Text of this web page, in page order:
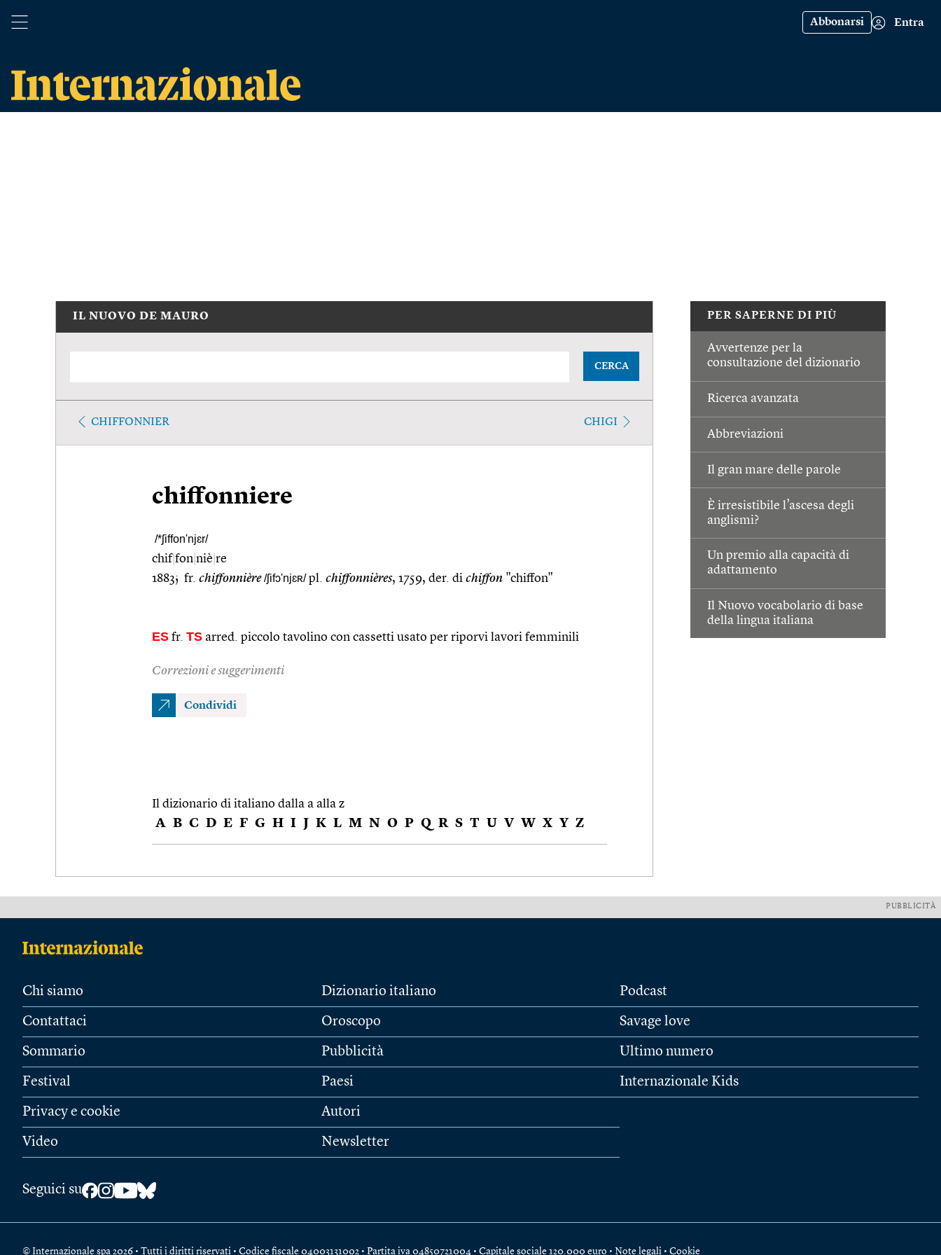
Abbonarsi Entra
PER SAPERNE DI PIÙ
Avvertenze per la
consultazione del dizionario
Ricerca avanzata
Abbreviazioni
Il gran mare delle parole
È irresistibile l’ascesa degli
anglismi?
Un premio alla capacità di
adattamento
Il Nuovo vocabolario di base
della lingua italiana
IL NUOVO DE MAURO
CERCA
CHIFFONNIER CHIGI
chiffonniere
/*ʃiffon'njɛr/
chif|fon niè re
1883; fr. chiffonnière /ʃifɔ'njɛʀ/pl. chiffonnières, 1759, der. di chiffon "chiffon"
ES fr. TS arred. piccolo tavolino con cassetti usato per riporvi lavori femminili
Correzioni e suggerimenti
Condividi
Il dizionario di italiano dalla a alla z
A B C D E F G H I J K L M N O P Q R S T U V W X Y Z
PUBBLICITÀ
Chi siamo
Contattaci
Sommario
Festival
Privacy e cookie
Video
Dizionario italiano
Oroscopo
Pubblicità
Paesi
Autori
Newsletter
Podcast
Savage love
Ultimo numero
Internazionale Kids
Seguici su
© Internazionale spa 2026 • Tutti i diritti riservati • Codice fiscale 04003131002 • Partita iva 04850721004 • Capitale sociale 120.000 euro • Note legali • Cookie